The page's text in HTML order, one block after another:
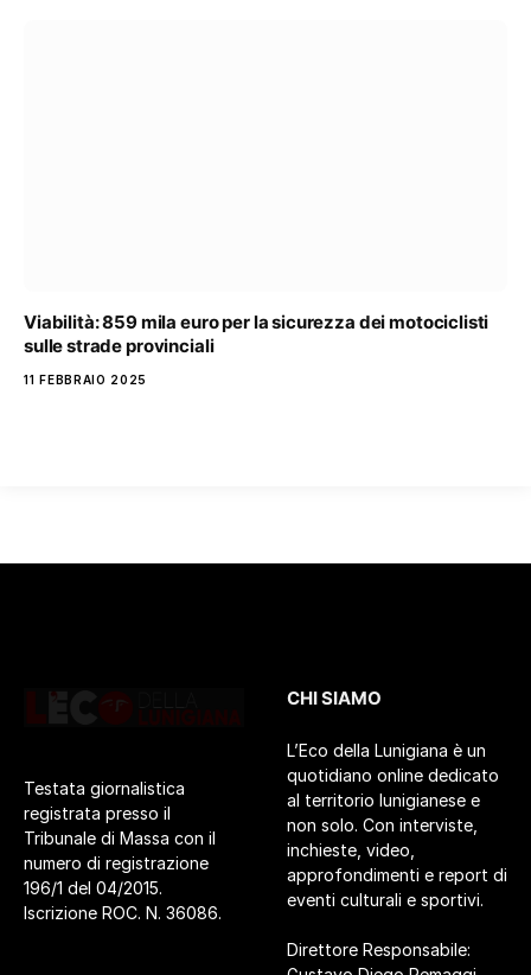
Viabilità: 859 mila euro per la sicurezza dei motociclisti
sulle strade provinciali
11 FEBBRAIO 2025
Testata giornalistica
registrata presso il
Tribunale di Massa con il
numero di registrazione
196/1 del 04/2015.
Iscrizione ROC. N. 36086.
CHI SIAMO
L’Eco della Lunigiana è un
quotidiano online dedicato
al territorio lunigianese e
non solo. Con interviste,
inchieste, video,
approfondimenti e report di
eventi culturali e sportivi.
Direttore Responsabile: